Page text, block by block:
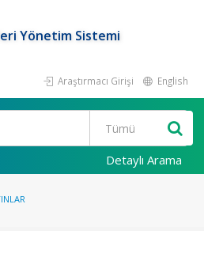
Yönetim Sistemi
Araştırmacı Girişi English
Detaylı Arama